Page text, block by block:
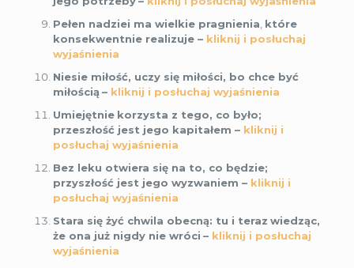
Pełen nadziei ma wielkie pragnienia które
konsekwentnie realizuje – kliknij i posłuchaj
wyjaśnienia
Niesie miłość, uczy się miłości, bo chce być
miłością – kliknij i posłuchaj wyjaśnienia
Umiejętnie korzysta z tego, co było;
przeszłość jest jego kapitałem – kliknij i
posłuchaj wyjaśnienia
Bez leku otwiera się na to, co będzie;
przyszłość jest jego wyzwaniem – kliknij i
posłuchaj wyjaśnienia
Stara się żyć chwila obecną: tu i teraz wiedząc,
że ona już nigdy nie wróci – kliknij i posłuchaj
wyjaśnienia